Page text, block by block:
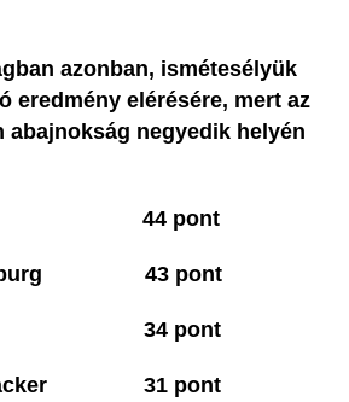
azonban, ismétesélyük
eredmény elérésére, mert az
abajnokság negyedik helyén
44 pont
43 pont
34 pont
Wacker 31 pont